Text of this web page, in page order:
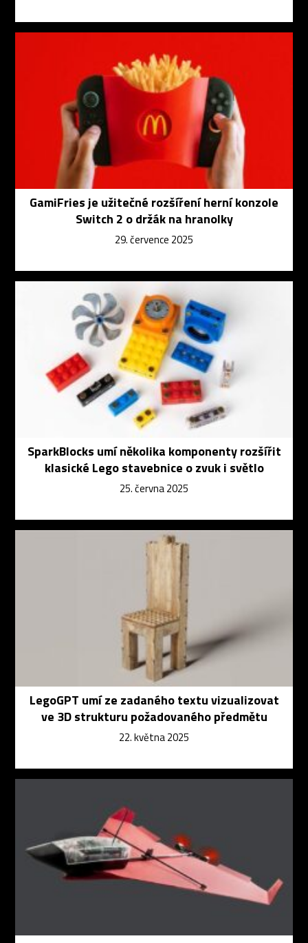
GamiFries je užitečné rozšíření herní konzole
Switch 2 o držák na hranolky
29. července 2025
SparkBlocks umí několika komponenty rozšířit
klasické Lego stavebnice o zvuk i světlo
25. června 2025
LegoGPT umí ze zadaného textu vizualizovat
ve 3D strukturu požadovaného předmětu
22. května 2025